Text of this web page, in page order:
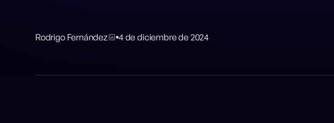
Rodrigo Fernández 4 de diciembre de 2024